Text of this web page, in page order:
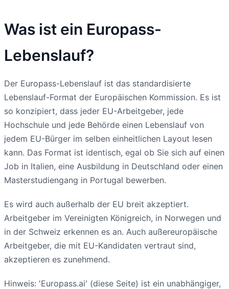
Was ist ein Europass-
Lebenslauf?
Der Europass-Lebenslauf ist das standardisierte
Lebenslauf-Format der Europäischen Kommission. Es ist
so konzipiert, dass jeder EU-Arbeitgeber, jede
Hochschule und jede Behörde einen Lebenslauf von
jedem EU-Bürger im selben einheitlichen Layout lesen
kann. Das Format ist identisch, egal ob Sie sich auf einen
Job in Italien, eine Ausbildung in Deutschland oder einen
Masterstudiengang in Portugal bewerben.
Es wird auch außerhalb der EU breit akzeptiert.
Arbeitgeber im Vereinigten Königreich, in Norwegen und
in der Schweiz erkennen es an. Auch außereuropäische
Arbeitgeber, die mit EU-Kandidaten vertraut sind,
akzeptieren es zunehmend.
Hinweis: 'Europass.ai' (diese Seite) ist ein unabhängiger,